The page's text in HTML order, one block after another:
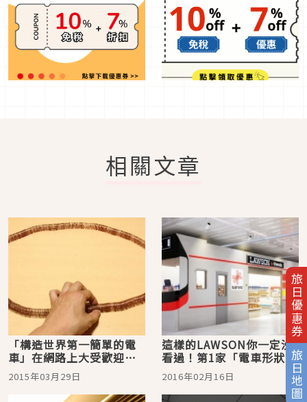
旅日優惠券
旅日地圖
相關文章
「構造世界第一簡單的電
車」在網路上大受歡迎！
材料只有電池、磁鐵和銅
線
2015年03月29日
這樣的LAWSON你一定沒
看過！第1家「電車形狀」
的便利商店於神戶開幕
2016年02月16日